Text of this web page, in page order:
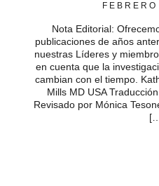
Nota Editorial:
publicaciones de años
nuestras Líderes y
en cuenta que la
cambian con el tiempo.
Mills MD USA
Revisado por Mónica